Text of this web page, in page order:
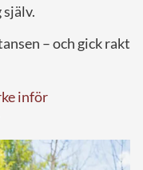
– och gick rakt
inför